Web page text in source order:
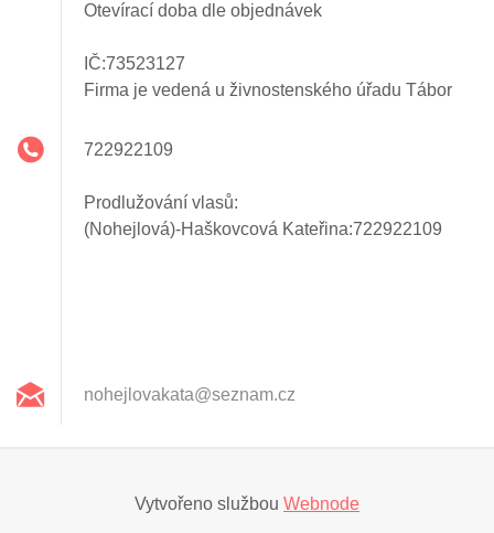
Otevírací doba dle objednávek
IČ:73523127
Firma je vedená u živnostenského úřadu Tábor
722922109
Prodlužování vlasů:
(Nohejlová)-Haškovcová Kateřina:722922109
nohejlovakata@seznam.cz
Vytvořeno službou Webnode